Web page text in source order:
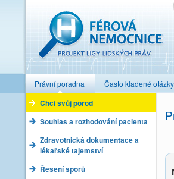
Právní poradna Často kladené otázky
Chci svůj porod
Souhlas a rozhodování pacienta
Zdravotnická dokumentace a
lékařské tajemství
Řešení sporů